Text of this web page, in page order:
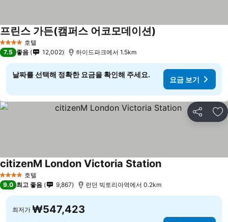
4 성급 호텔
프린스 가든(캠퍼스 어코모데이션)
7.5 좋음 12,002 하이드파크에서 1.5km
날짜를 선택해 정확한 요금을 확인해 주세요.
요금 보기
공유 즐
4 성급 호텔
citizenM London Victoria Station요금 보기
9.0 최고 좋음 9,867 런던 빅토리아역에서 0.2km
최저가 ₩547,423